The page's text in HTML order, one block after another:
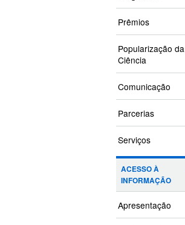
Prêmios
Popularização da
Ciência
Comunicação
Parcerias
Serviços
ACESSO À
INFORMAÇÃO
Apresentação